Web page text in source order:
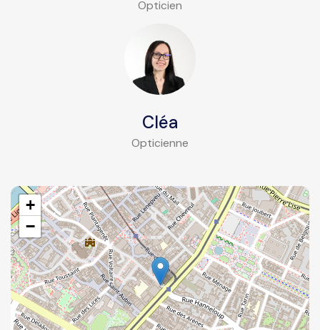
Opticien
Cléa
Opticienne
+
−